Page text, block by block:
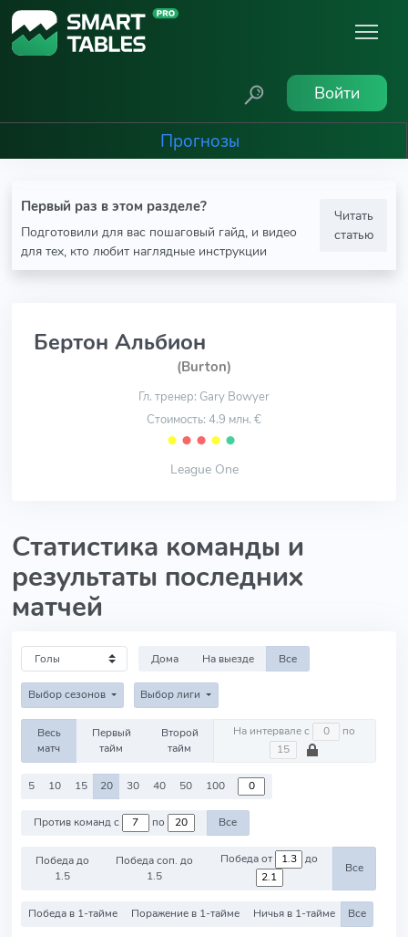
Войти
Прогнозы
Первый раз в этом разделе?
Подготовили для вас пошаговый гайд, и видео
для тех, кто любит наглядные инструкции
Читать
статью
Бертон Альбион
(Burton)
Гл. тренер: Gary Bowyer
Стоимость: 4.9 млн. €
⬤ ⬤ ⬤ ⬤ ⬤
League One
Статистика команды и
результаты последних
матчей
Дома На выезде Все
Выбор сезонов Выбор лиги
Весь
матч
Первый
тайм
Второй
тайм
На интервале с по
5 10 15 20 30 40 50 100
Против команд с по Все
Победа до
1.5
Победа соп. до
1.5
Победа от до
Все
Победа в 1-тайме Поражение в 1-тайме Ничья в 1-тайме Все